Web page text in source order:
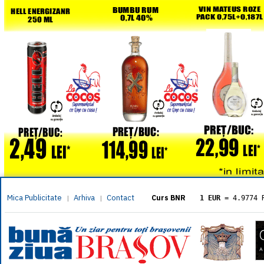
Mica Publicitate | Arhiva | Contact Curs BNR 1 EUR = 4.9774
= 5.8304
1 XAU= 464.4611
1 AED= 1.1933
1 AUD= 2.7957
1 BGN= 2.5449